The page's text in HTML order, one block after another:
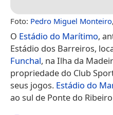
Foto: Pedro Miguel Monteiro
O Estádio do Marítimo,
Estádio dos Barreiros,
Funchal, na Ilha da
propriedade do Club
seus jogos. Estádio do
ao sul de Ponte do